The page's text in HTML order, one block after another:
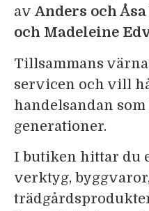
av Anders och
och Madeleine
Tillsammans
servicen och vill
handelsandan
generationer.
I butiken hittar du
verktyg,